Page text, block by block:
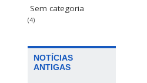
Sem categoria
(4)
NOTÍCIAS
ANTIGAS